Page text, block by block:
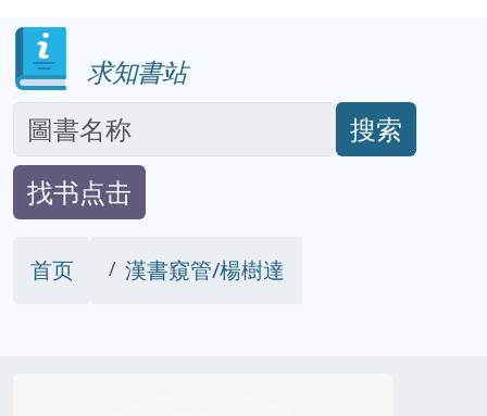
求知書站
搜索
找书点击
首页 漢書窺管/楊樹達